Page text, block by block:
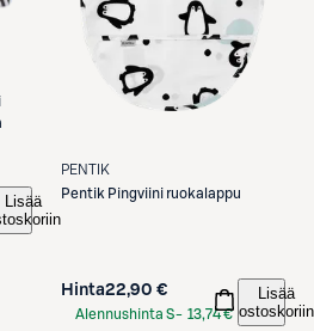
Lisää
PENTIK
Pentik Pingviini ruokalappu
Hinta22,90 €
Alennushinta S- 13,74 €
Lisää
ostoskoriin